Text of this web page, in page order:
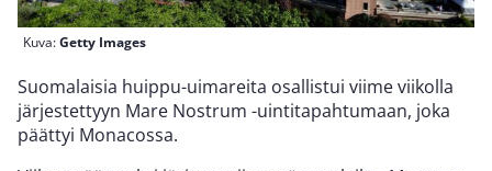
Kuva:Getty Images
Suomalaisia huippu-uimareita osallistui viime viikolla
järjestettyyn Mare Nostrum -uintitapahtumaan, joka
päättyi Monacossa.